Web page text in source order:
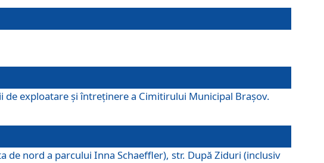
exploatare şi întreţinere a Cimitirului Municipal Braşov.
de nord a parcului Inna Schaeffler), str. După Ziduri (inclusiv